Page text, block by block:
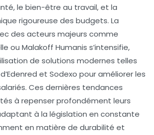
le bien-être au travail, et la
rigoureuse des budgets. La
des acteurs majeurs comme
ou Malakoff Humanis s’intensifie,
de solutions modernes telles
et Sodexo pour améliorer les
Ces dernières tendances
à repenser profondément leurs
à la législation en constante
en matière de durabilité et